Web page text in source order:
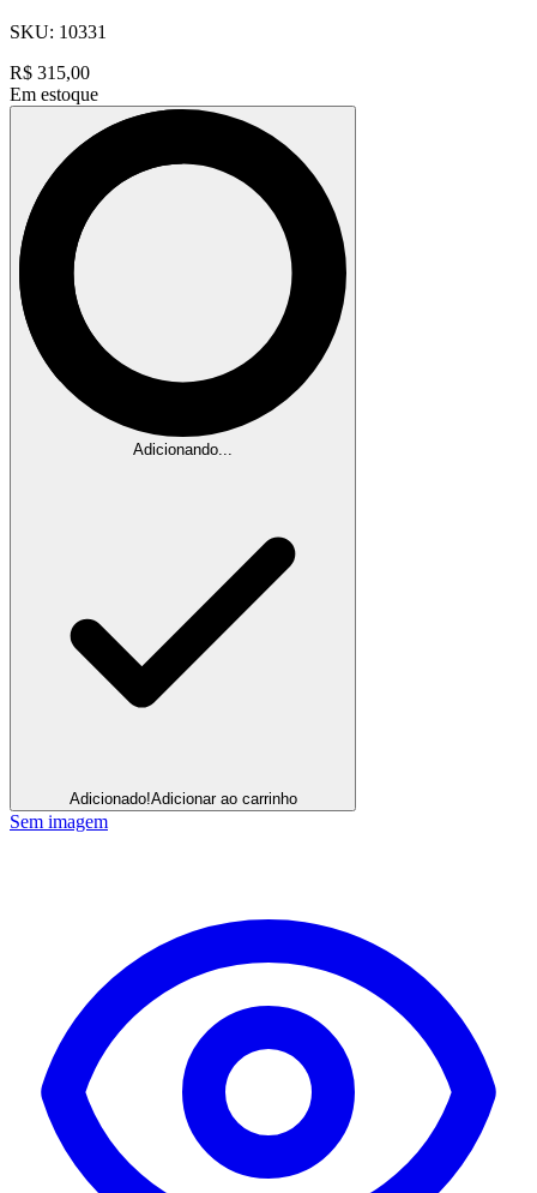
SKU: 10331
R$ 315,00
Em estoque
Adicionando...
Adicionado!Adicionar ao carrinho
Sem imagem